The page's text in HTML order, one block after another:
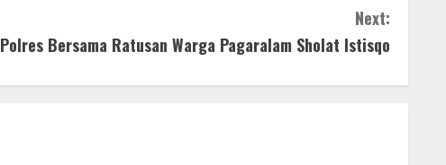
Next:
Polres Bersama Ratusan Warga Pagaralam Sholat Istisqo